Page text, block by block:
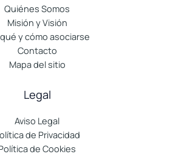
Quiénes Somos
Misión y Visión
y cómo asociarse
Contacto
Mapa del sitio
Legal
Aviso Legal
de Privacidad
de Cookies